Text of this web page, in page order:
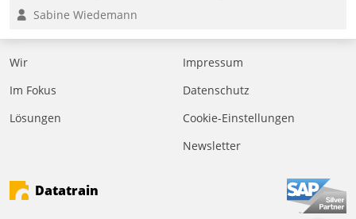
Sabine Wiedemann
Wir
Im Fokus
Lösungen
Impressum
Datenschutz
Cookie-Einstellungen
Newsletter
Datatrain